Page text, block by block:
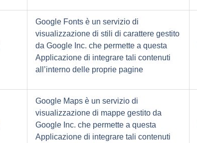
Google Fonts è un servizio di
visualizzazione di stili di carattere gestito
da Google Inc. che permette a questa
Applicazione di integrare tali contenuti
all’interno delle proprie pagine
Google Maps è un servizio di
visualizzazione di mappe gestito da
Google Inc. che permette a questa
Applicazione di integrare tali contenuti